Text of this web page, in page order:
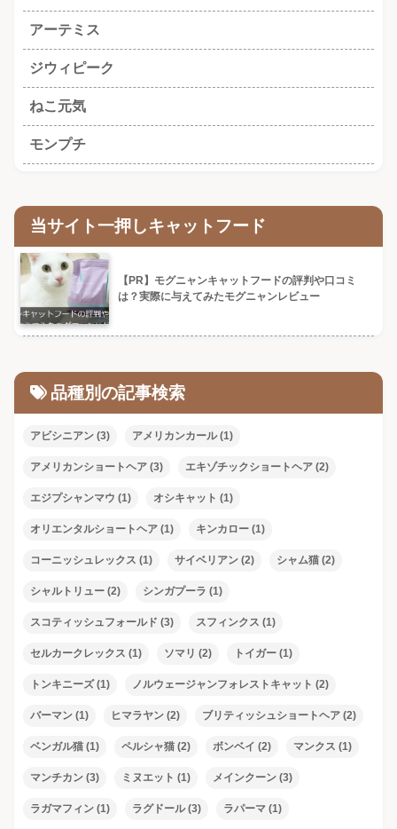
アーテミス
ジウィピーク
ねこ元気
モンプチ
当サイト一押しキャットフード
【PR】モグニャンキャットフードの評判や口コミ
は？実際に与えてみたモグニャンレビュー
品種別の記事検索
アビシニアン (3) アメリカンカール(1)
アメリカンショートヘア (3) エキゾチックショートヘア (2)
エジプシャンマウ (1) オシキャット (1)
オリエンタルショートヘア (1) キンカロー (1)
コーニッシュレックス (1) サイベリアン (2) シャム猫 (2)
シャルトリュー (2) シンガプーラ (1)
スコティッシュフォールド (3) スフィンクス (1)
セルカークレックス (1) ソマリ (2) トイガー (1)
トンキニーズ(1) ノルウェージャンフォレストキャット (2)
バーマン (1) ヒマラヤン (2) ブリティッシュショートヘア (2)
ベンガル猫 (1) ペルシャ猫 (2) ボンベイ (2) マンクス (1)
マンチカン (3) ミヌエット (1) メインクーン (3)
ラガマフィン (1) ラグドール(3) ラパーマ (1)